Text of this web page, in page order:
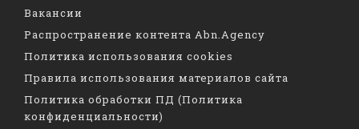
Вакансии
Распространение контента Abn.Agency
Политика использования cookies
Правила использования материалов сайта
Политика обработки ПД (Политика
конфиденциальности)